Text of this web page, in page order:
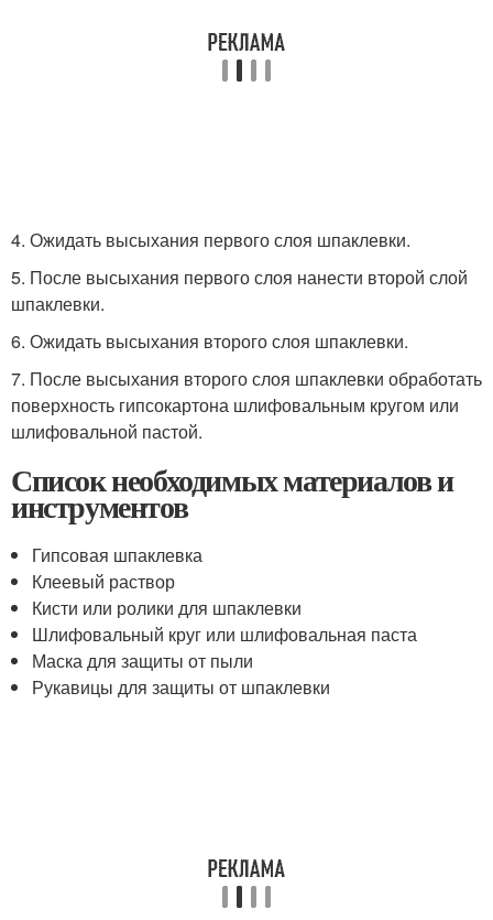
4. Ожидать высыхания первого слоя шпаклевки.
5. После высыхания первого слоя нанести второй слой
шпаклевки.
6. Ожидать высыхания второго слоя шпаклевки.
7. После высыхания второго слоя шпаклевки обработать
поверхность гипсокартона шлифовальным кругом или
шлифовальной пастой.
Список необходимых материалов и
инструментов
Гипсовая шпаклевка
Клеевый раствор
Кисти или ролики для шпаклевки
Шлифовальный круг или шлифовальная паста
Маска для защиты от пыли
Рукавицы для защиты от шпаклевки